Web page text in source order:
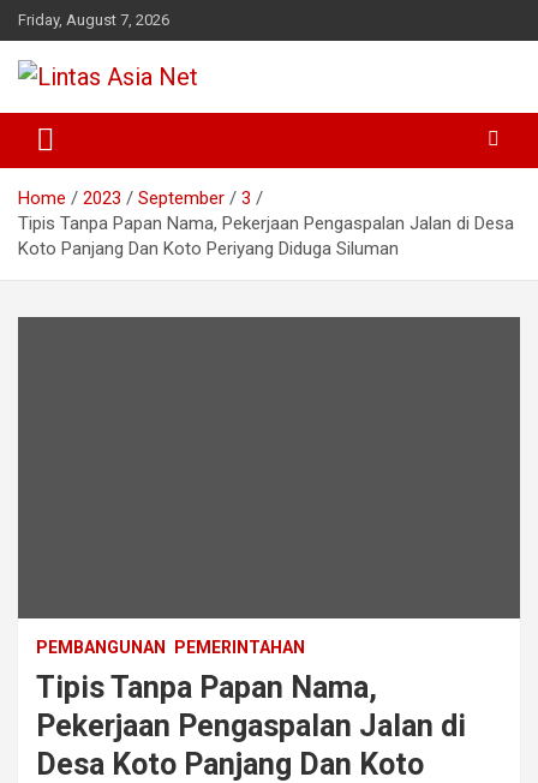
Skip
to
content
Friday, August 7, 2026
Lintas Asia Net
Home 2023 September
3
Tipis Tanpa Papan Nama, Pekerjaan Pengaspalan Jalan di Desa
Koto Panjang Dan Koto Periyang Diduga Siluman
PEMBANGUNAN PEMERINTAHAN
Tipis Tanpa Papan Nama,
Pekerjaan Pengaspalan Jalan di
Desa Koto Panjang Dan Koto